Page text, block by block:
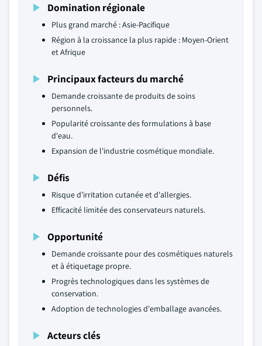
Domination régionale
Plus grand marché : Asie-Pacifique
Région à la croissance la plus rapide : Moyen-Orient
et Afrique
Principaux facteurs du marché
Demande croissante de produits de soins
personnels.
Popularité croissante des formulations à base
d'eau.
Expansion de l'industrie cosmétique mondiale.
Défis
Risque d'irritation cutanée et d'allergies.
Efficacité limitée des conservateurs naturels.
Opportunité
Demande croissante pour des cosmétiques naturels
et à étiquetage propre.
Progrès technologiques dans les systèmes de
conservation.
Adoption de technologies d'emballage avancées.
Acteurs clés